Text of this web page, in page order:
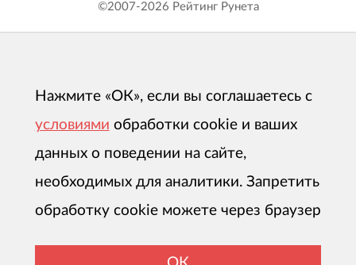
©2007-2026 Рейтинг Рунета
Нажмите «ОК», если вы соглашаетесь с
условиями обработки cookie и ваших
данных о поведении на сайте,
необходимых для аналитики. Запретить
обработку cookie можете через браузер